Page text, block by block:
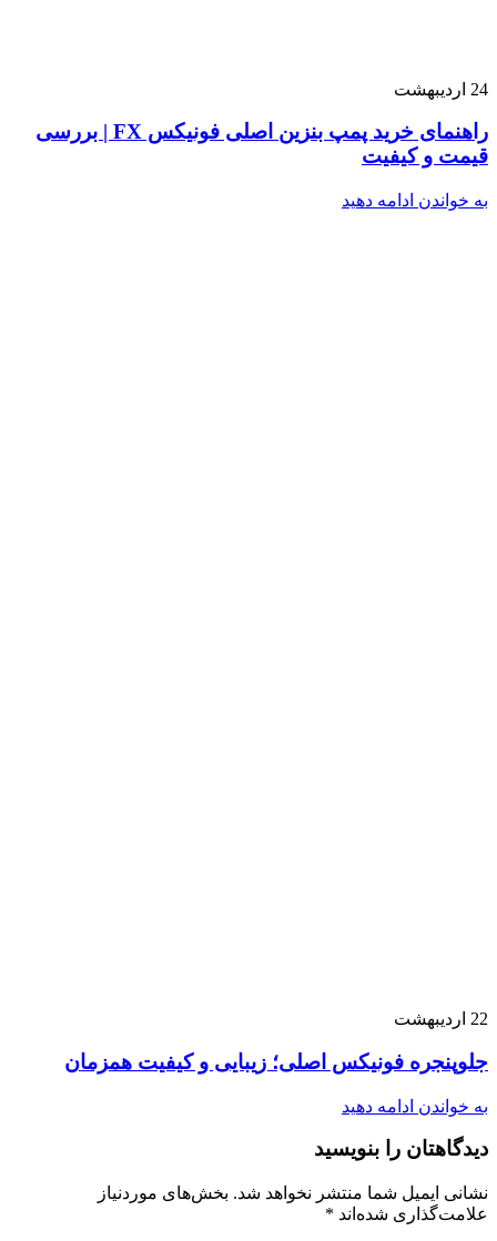
24 اردیبهشت
راهنمای خرید پمپ بنزین اصلی فونیکس FX | بررسی
قیمت و کیفیت
به خواندن ادامه دهید
22 اردیبهشت
جلوپنجره فونیکس اصلی؛ زیبایی و کیفیت همزمان
به خواندن ادامه دهید
دیدگاهتان را بنویسید
نشانی ایمیل شما منتشر نخواهد شد. بخش‌های موردنیاز
علامت‌گذاری شده‌اند *